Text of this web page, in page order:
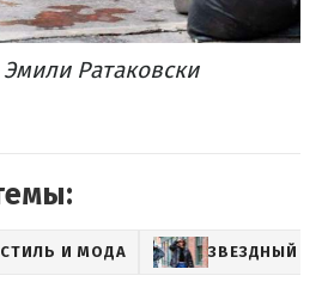
Ратаковски
СТИЛЬ И МОДА ЗВЕЗДНЫЙ